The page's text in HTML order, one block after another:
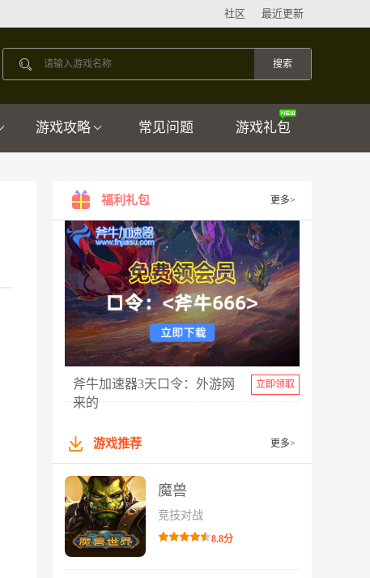
最近更新
社区
游戏攻略 常见问题 游戏礼包
福利礼包 更多>
斧牛加速器3天口令：外游网
来的
立即领取
游戏推荐 更多>
魔兽
竞技对战
8.8分